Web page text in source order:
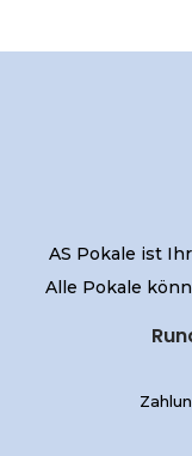
AS Pokale ist
Alle Pokale